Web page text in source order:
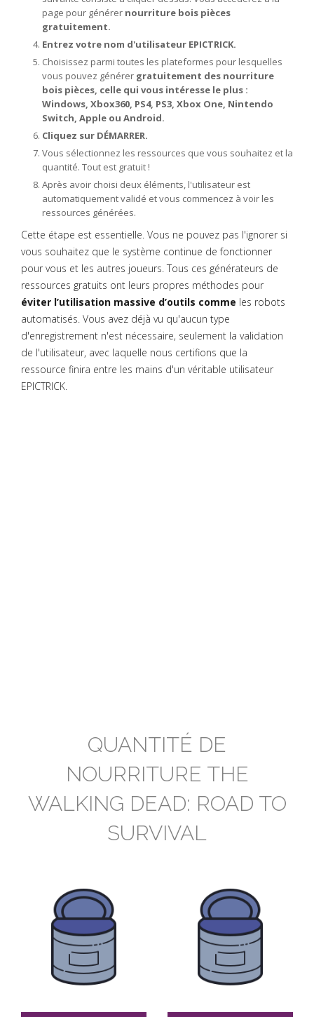
page pour générer nourriture bois pièces
gratuitement.
Entrez votre nom d'utilisateur EPICTRICK.
Choisissez parmi toutes les plateformes pour lesquelles
vous pouvez générer gratuitement des nourriture
bois pièces, celle qui vous intéresse le plus :
Windows, Xbox360, PS4, PS3, Xbox One, Nintendo
Switch, Apple ou Android.
Cliquez sur DÉMARRER.
Vous sélectionnez les ressources que vous souhaitez et la
quantité. Tout est gratuit !
Après avoir choisi deux éléments, l'utilisateur est
automatiquement validé et vous commencez à voir les
ressources générées.
Cette étape est essentielle. Vous ne pouvez pas l'ignorer si
vous souhaitez que le système continue de fonctionner
pour vous et les autres joueurs. Tous ces générateurs de
ressources gratuits ont leurs propres méthodes pour
éviter l’utilisation massive d’outils comme les robots
automatisés. Vous avez déjà vu qu'aucun type
d'enregistrement n'est nécessaire, seulement la validation
de l'utilisateur, avec laquelle nous certifions que la
ressource finira entre les mains d'un véritable utilisateur
EPICTRICK.
QUANTITÉ DE
NOURRITURE THE
WALKING DEAD: ROAD TO
SURVIVAL